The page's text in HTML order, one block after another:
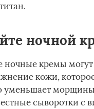
ночной
ночные кремы могут
кожи,
уменьшает
сыворотки с